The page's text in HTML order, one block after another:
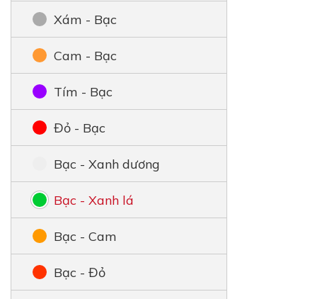
Xám - Bạc
Cam - Bạc
Tím - Bạc
Đỏ - Bạc
Bạc - Xanh dương
Bạc - Xanh lá
Bạc - Cam
Bạc - Đỏ